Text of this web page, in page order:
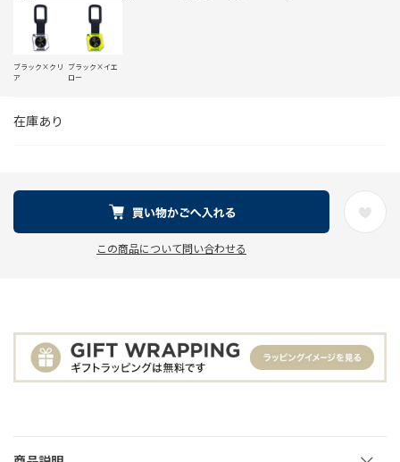
在庫あり
ブラック×クリ
ア
ブラック×イエ
ロー
この商品について問い合わせる